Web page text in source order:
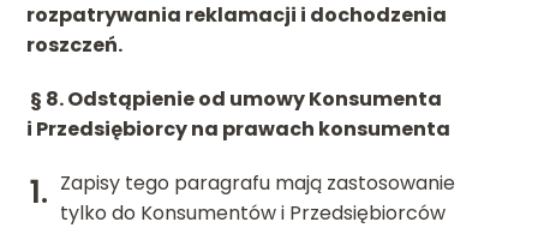
rozpatrywania reklamacji i dochodzenia
roszczeń.
§ 8.Odstąpienie od umowy Konsumenta
i Przedsiębiorcy na prawach konsumenta
Zapisy tego paragrafu mają zastosowanie
tylko do Konsumentów i Przedsiębiorców